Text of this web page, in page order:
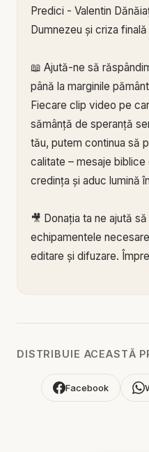
Predici - Valentin
Dumnezeu și criza
📖 Ajută-ne să
până la marginile
Fiecare clip video pe
sămânță de speranță
tău, putem continua să
calitate – mesaje
credința și aduc lumină
🎥 Donația ta ne ajută
echipamentele
editare și difuzare.
🌐 Sau pe:https://
DISTRIBUIE ACEASTĂ
Facebook